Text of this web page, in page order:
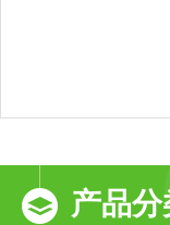
产品分